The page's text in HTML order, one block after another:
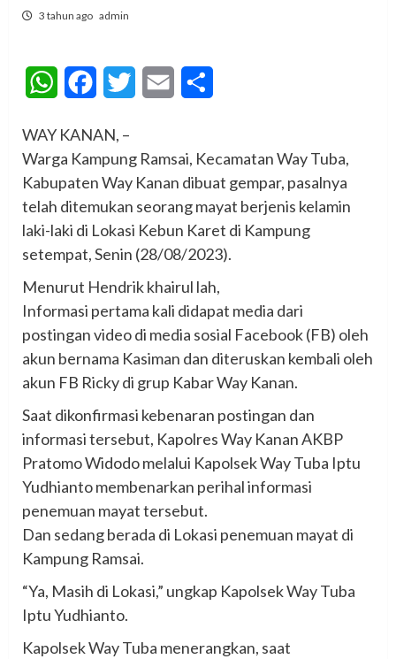
3 tahun ago admin
WhatsAppFacebookTwitter Email
WAY KANAN, –
Warga Kampung Ramsai, Kecamatan Way Tuba,
Kabupaten Way Kanan dibuat gempar, pasalnya
telah ditemukan seorang mayat berjenis kelamin
laki-laki di Lokasi Kebun Karet di Kampung
setempat, Senin (28/08/2023).
Menurut Hendrik khairul lah,
Informasi pertama kali didapat media dari
postingan video di media sosial Facebook (FB) oleh
akun bernama Kasiman dan diteruskan kembali oleh
akun FB Ricky di grup Kabar Way Kanan.
Saat dikonfirmasi kebenaran postingan dan
informasi tersebut, Kapolres Way Kanan AKBP
Pratomo Widodo melalui Kapolsek Way Tuba Iptu
Yudhianto membenarkan perihal informasi
penemuan mayat tersebut.
Dan sedang berada di Lokasi penemuan mayat di
Kampung Ramsai.
“Ya, Masih di Lokasi,” ungkap Kapolsek Way Tuba
Iptu Yudhianto.
Kapolsek Way Tuba menerangkan, saat